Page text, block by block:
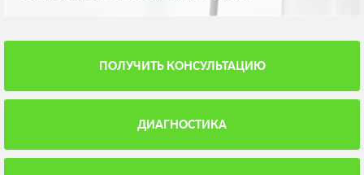
ПОЛУЧИТЬ КОНСУЛЬТАЦИЮ
ДИАГНОСТИКА